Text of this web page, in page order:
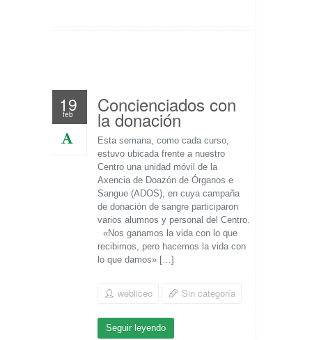
19
feb Concienciados con
la donación
Esta semana, como cada curso,
estuvo ubicada frente a nuestro
Centro una unidad móvil de la
Axencia de Doazón de Órganos e
Sangue (ADOS), en cuya campaña
de donación de sangre participaron
varios alumnos y personal del Centro.
«Nos ganamos la vida con lo que
recibimos, pero hacemos la vida con
lo que damos» […]
webliceo Sin categoría
Seguir leyendo